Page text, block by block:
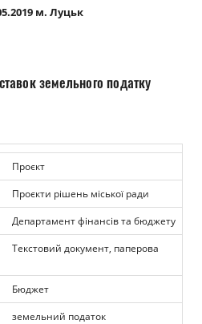
влада
інформація
влади
м. Луцьк
земельного податку
Проєкт
Проєкти рішень міської ради
Департамент фінансів та бюджету
Текстовий документ, паперова
Бюджет
земельний податок